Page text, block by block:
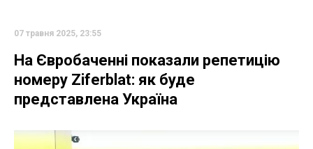
07 травня 2025, 23:55
На Євробаченні показали репетицію
номеру Ziferblat: як буде
представлена Україна